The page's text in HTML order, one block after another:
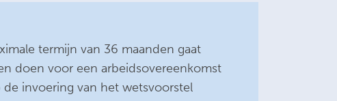
termijn van 36 maanden gaat
doen voor een arbeidsovereenkomst
invoering van het wetsvoorstel